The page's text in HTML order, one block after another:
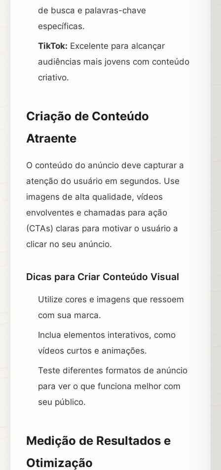
de busca e palavras-chave
específicas.
TikTok: Excelente para alcançar
audiências mais jovens com conteúdo
criativo.
Criação de Conteúdo
Atraente
O conteúdo do anúncio deve capturar a
atenção do usuário em segundos. Use
imagens de alta qualidade, vídeos
envolventes e chamadas para ação
(CTAs) claras para motivar o usuário a
clicar no seu anúncio.
Dicas para Criar Conteúdo Visual
Utilize cores e imagens que ressoem
com sua marca.
Inclua elementos interativos, como
vídeos curtos e animações.
Teste diferentes formatos de anúncio
para ver o que funciona melhor com
seu público.
Medição de Resultados e
Otimização